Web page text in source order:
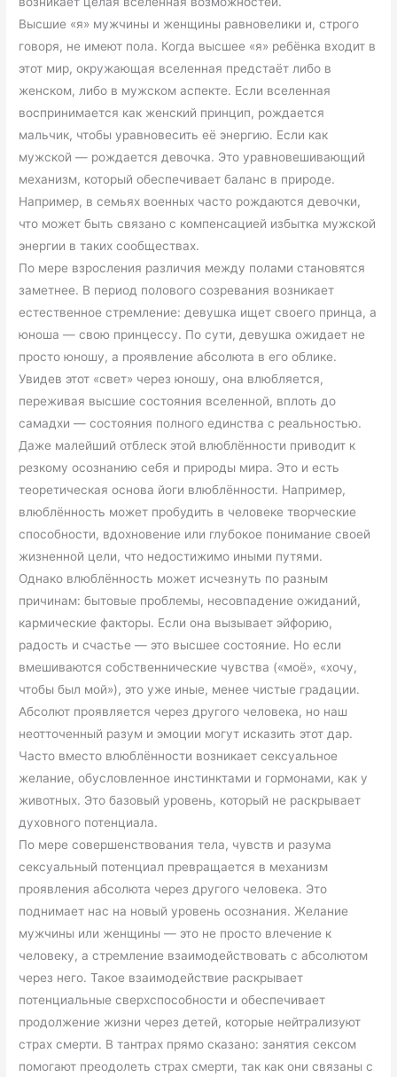
Высшие «я» мужчины и женщины равновелики и, строго
говоря, не имеют пола. Когда высшее «я» ребёнка входит в
этот мир, окружающая вселенная предстаёт либо в
женском, либо в мужском аспекте. Если вселенная
воспринимается как женский принцип, рождается
мальчик, чтобы уравновесить её энергию. Если как
мужской — рождается девочка. Это уравновешивающий
механизм, который обеспечивает баланс в природе.
Например, в семьях военных часто рождаются девочки,
что может быть связано с компенсацией избытка мужской
энергии в таких сообществах.
По мере взросления различия между полами становятся
заметнее. В период полового созревания возникает
естественное стремление: девушка ищет своего принца, а
юноша — свою принцессу. По сути, девушка ожидает не
просто юношу, а проявление абсолюта в его облике.
Увидев этот «свет» через юношу, она влюбляется,
переживая высшие состояния вселенной, вплоть до
самадхи — состояния полного единства с реальностью.
Даже малейший отблеск этой влюблённости приводит к
резкому осознанию себя и природы мира. Это и есть
теоретическая основа йоги влюблённости. Например,
влюблённость может пробудить в человеке творческие
способности, вдохновение или глубокое понимание своей
жизненной цели, что недостижимо иными путями.
Однако влюблённость может исчезнуть по разным
причинам: бытовые проблемы, несовпадение ожиданий,
кармические факторы. Если она вызывает эйфорию,
радость и счастье — это высшее состояние. Но если
вмешиваются собственнические чувства («моё», «хочу,
чтобы был мой»), это уже иные, менее чистые градации.
Абсолют проявляется через другого человека, но наш
неотточенный разум и эмоции могут исказить этот дар.
Часто вместо влюблённости возникает сексуальное
желание, обусловленное инстинктами и гормонами, как у
животных. Это базовый уровень, который не раскрывает
духовного потенциала.
По мере совершенствования тела, чувств и разума
сексуальный потенциал превращается в механизм
проявления абсолюта через другого человека. Это
поднимает нас на новый уровень осознания. Желание
мужчины или женщины — это не просто влечение к
человеку, а стремление взаимодействовать с абсолютом
через него. Такое взаимодействие раскрывает
потенциальные сверхспособности и обеспечивает
продолжение жизни через детей, которые нейтрализуют
страх смерти. В тантрах прямо сказано: занятия сексом
помогают преодолеть страх смерти, так как они связаны с